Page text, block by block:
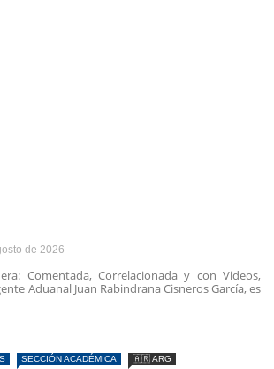
de 2026
Comentada, Correlacionada y con Videos,
Aduanal Juan Rabindrana Cisneros García, es
SECCIÓN ACADÉMICA 🇦🇷 ARG